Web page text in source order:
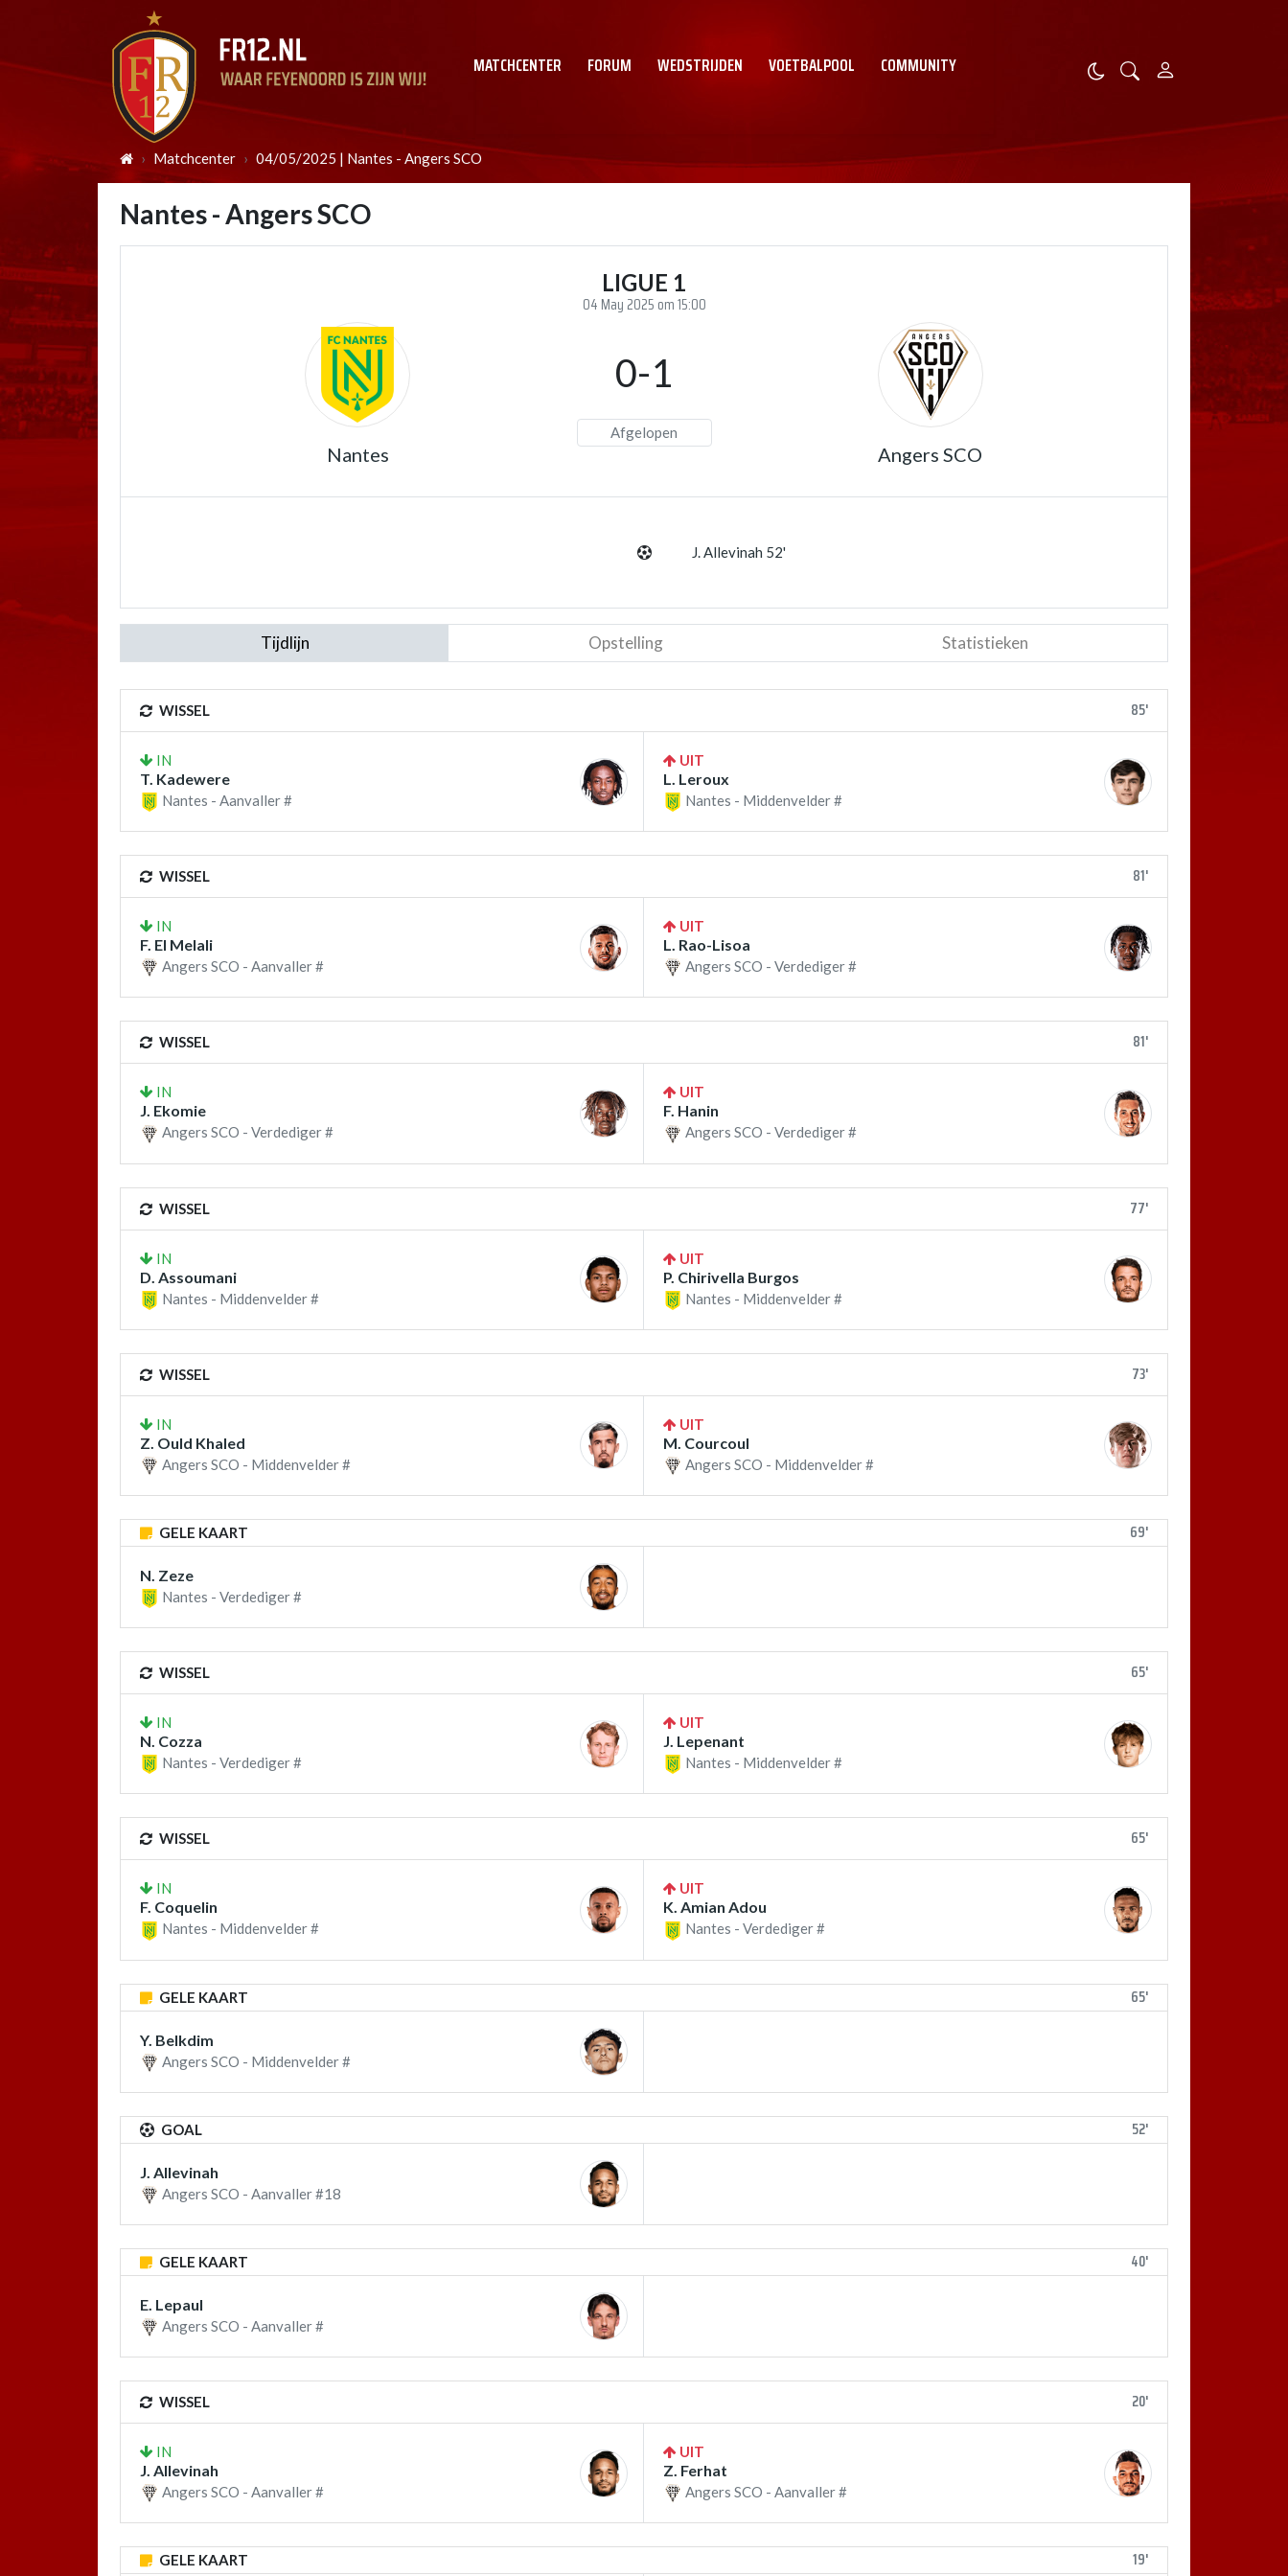
MATCHCENTER FORUM WEDSTRIJDEN VOETBALPOOL COMMUNITY
Matchcenter 04/05/2025 | Nantes - Angers SCO
Nantes - Angers SCO
LIGUE 1
04 May 2025 om 15:00
Nantes
0-1
Afgelopen
Angers SCO
J. Allevinah 52'
Tijdlijn Opstelling Statistieken
WISSEL 85'
IN
T. Kadewere
Nantes - Aanvaller #
UIT
L. Leroux
Nantes - Middenvelder #
WISSEL 81'
IN
F. El Melali
Angers SCO - Aanvaller #
UIT
L. Rao-Lisoa
Angers SCO - Verdediger #
WISSEL 81'
IN
J. Ekomie
Angers SCO - Verdediger #
UIT
F. Hanin
Angers SCO - Verdediger #
WISSEL 77'
IN
D. Assoumani
Nantes - Middenvelder #
UIT
P. Chirivella Burgos
Nantes - Middenvelder #
WISSEL 73'
IN
Z. Ould Khaled
Angers SCO - Middenvelder #
UIT
M. Courcoul
Angers SCO - Middenvelder #
GELE KAART 69'
N. Zeze
Nantes - Verdediger #
WISSEL 65'
IN
N. Cozza
Nantes - Verdediger #
UIT
J. Lepenant
Nantes - Middenvelder #
WISSEL 65'
IN
F. Coquelin
Nantes - Middenvelder #
UIT
K. Amian Adou
Nantes - Verdediger #
GELE KAART 65'
Y. Belkdim
Angers SCO - Middenvelder #
GOAL 52'
J. Allevinah
Angers SCO - Aanvaller #18
GELE KAART 40'
E. Lepaul
Angers SCO - Aanvaller #
WISSEL 20'
IN
J. Allevinah
Angers SCO - Aanvaller #
UIT
Z. Ferhat
Angers SCO - Aanvaller #
GELE KAART 19'